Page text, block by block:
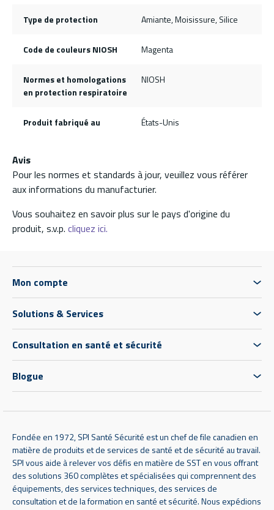
Type de protection Amiante, Moisissure, Silice
Code de couleurs NIOSH Magenta
Normes et homologations
en protection respiratoire
NIOSH
Produit fabriqué au États-Unis
Avis
Pour les normes et standards à jour, veuillez vous référer
aux informations du manufacturier.
Vous souhaitez en savoir plus sur le pays d'origine du
produit, s.v.p. cliquez ici.
Mon compte
Solutions & Services
Consultation en santé et sécurité
Blogue
Fondée en 1972, SPI Santé Sécurité est un chef de file canadien en
matière de produits et de services de santé et de sécurité au travail.
SPI vous aide à relever vos défis en matière de SST en vous offrant
des solutions 360 complètes et spécialisées qui comprennent des
équipements, des services techniques, des services de
consultation et de la formation en santé et sécurité. Nous expédions